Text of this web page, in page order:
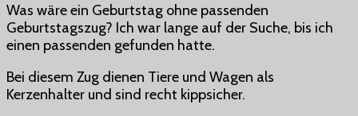
von
Goki
Was wäre ein Geburtstag ohne passenden
Geburtstagszug? Ich war lange auf der Suche, bis ich
einen passenden gefunden hatte.
Bei diesem Zug dienen Tiere und Wagen als
Kerzenhalter und sind recht kippsicher.